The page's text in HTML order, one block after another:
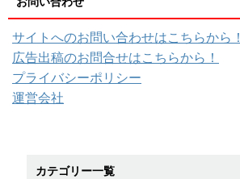
サイトへのお問い合わせはこちらから！
広告出稿のお問合せはこちらから！
プライバシーポリシー
運営会社
カテゴリー一覧